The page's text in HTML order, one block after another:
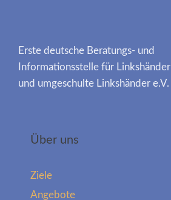
Erste deutsche Beratungs- und
Informationsstelle für Linkshänder
und umgeschulte Linkshänder e.V.
Über uns
Ziele
Angebote